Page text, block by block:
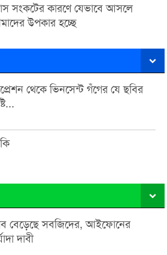
সংকটের কারণে যেভাবে আসলে
উপকার হচ্ছে
থেকে ভিনসেন্ট গঁগের যে ছবির
বেড়েছে সবজিদের, আইফোনের
দাবী